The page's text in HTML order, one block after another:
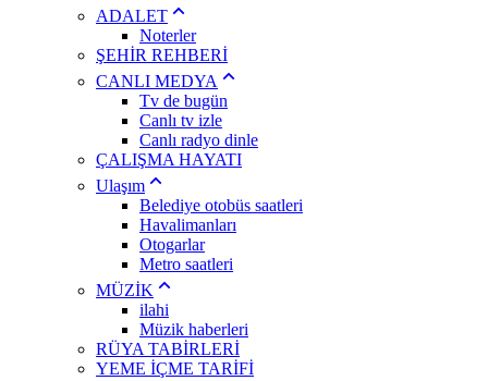
ADALET
Noterler
ŞEHİR REHBERİ
CANLI MEDYA
Tv de bugün
Canlı tv izle
Canlı radyo dinle
ÇALIŞMA HAYATI
Ulaşım
Belediye otobüs saatleri
Havalimanları
Otogarlar
Metro saatleri
MÜZİK
ilahi
Müzik haberleri
RÜYA TABİRLERİ
YEME İÇME TARİFİ